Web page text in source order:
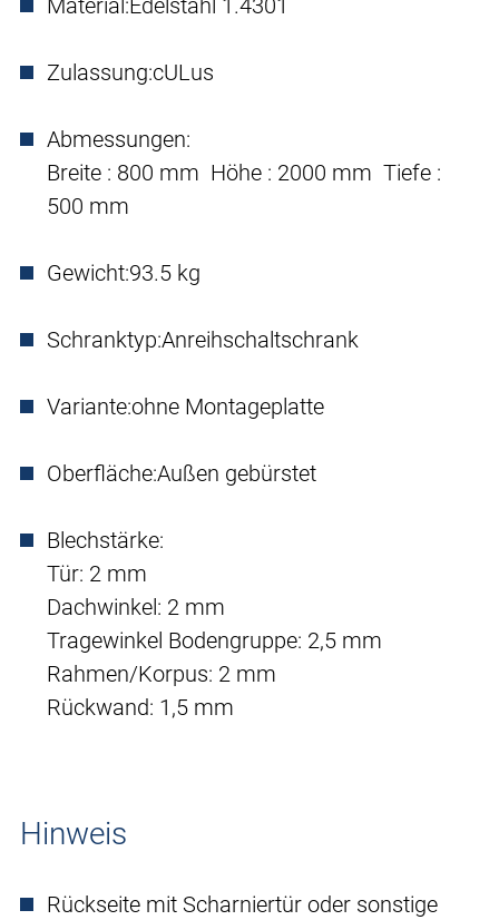
Material:Edelstahl 1.4301
Zulassung:cULus
Abmessungen:
Breite : 800 mm Höhe : 2000 mm Tiefe :
500 mm
Gewicht:93.5 kg
Schranktyp:Anreihschaltschrank
Variante:ohne Montageplatte
Oberfläche:Außen gebürstet
Blechstärke:
Tür: 2 mm
Dachwinkel: 2 mm
Tragewinkel Bodengruppe: 2,5 mm
Rahmen/Korpus: 2 mm
Rückwand: 1,5 mm
Hinweis
Rückseite mit Scharniertür oder sonstige